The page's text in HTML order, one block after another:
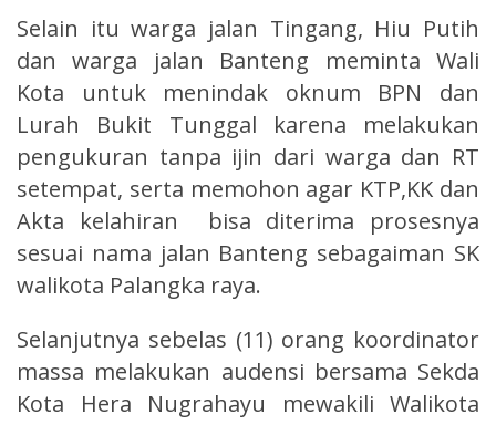
Selain itu warga jalan Tingang, Hiu Putih
dan warga jalan Banteng meminta Wali
Kota untuk menindak oknum BPN dan
Lurah Bukit Tunggal karena melakukan
pengukuran tanpa ijin dari warga dan RT
setempat, serta memohon agar KTP,KK dan
Akta kelahiran bisa diterima prosesnya
sesuai nama jalan Banteng sebagaiman SK
walikota Palangka raya.
Selanjutnya sebelas (11) orang koordinator
massa melakukan audensi bersama Sekda
Kota Hera Nugrahayu mewakili Walikota